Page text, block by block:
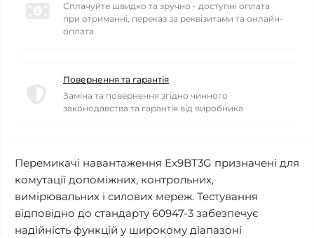
Сплачуйте швидко та зручно - доступні оплата
при отриманні, переказ за реквізитами та онлайн-
оплата
Повернення та гарантія
Заміна та повернення згідно чинного
законодавства та гарантія від виробника
Перемикачі навантаження Ex9BT3G призначені для
комутації допоміжних, контрольних,
вимірювальних і силових мереж. Тестування
відповідно до стандарту 60947-3 забезпечує
надійність функцій у широкому діапазоні